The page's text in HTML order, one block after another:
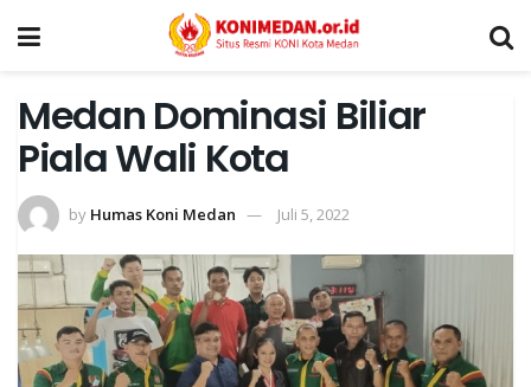
Medan Dominasi Biliar
Piala Wali Kota
by Humas Koni Medan Juli 5, 2022